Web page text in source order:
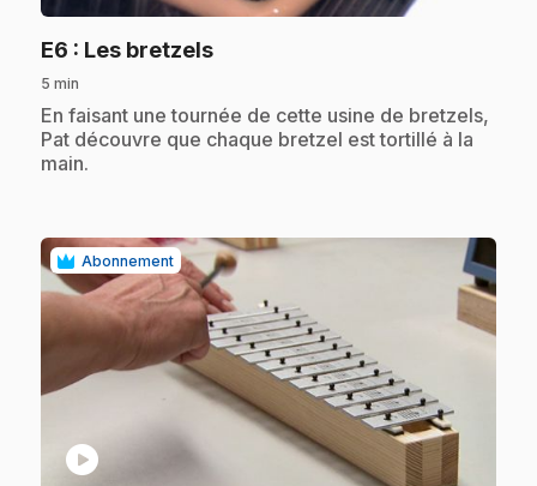
E6 : Les bretzels.
5 min
.En faisant une tournée de cette usine de bretzels,
Pat découvre que chaque bretzel est tortillé à la
main.
Abonnement
play_circle